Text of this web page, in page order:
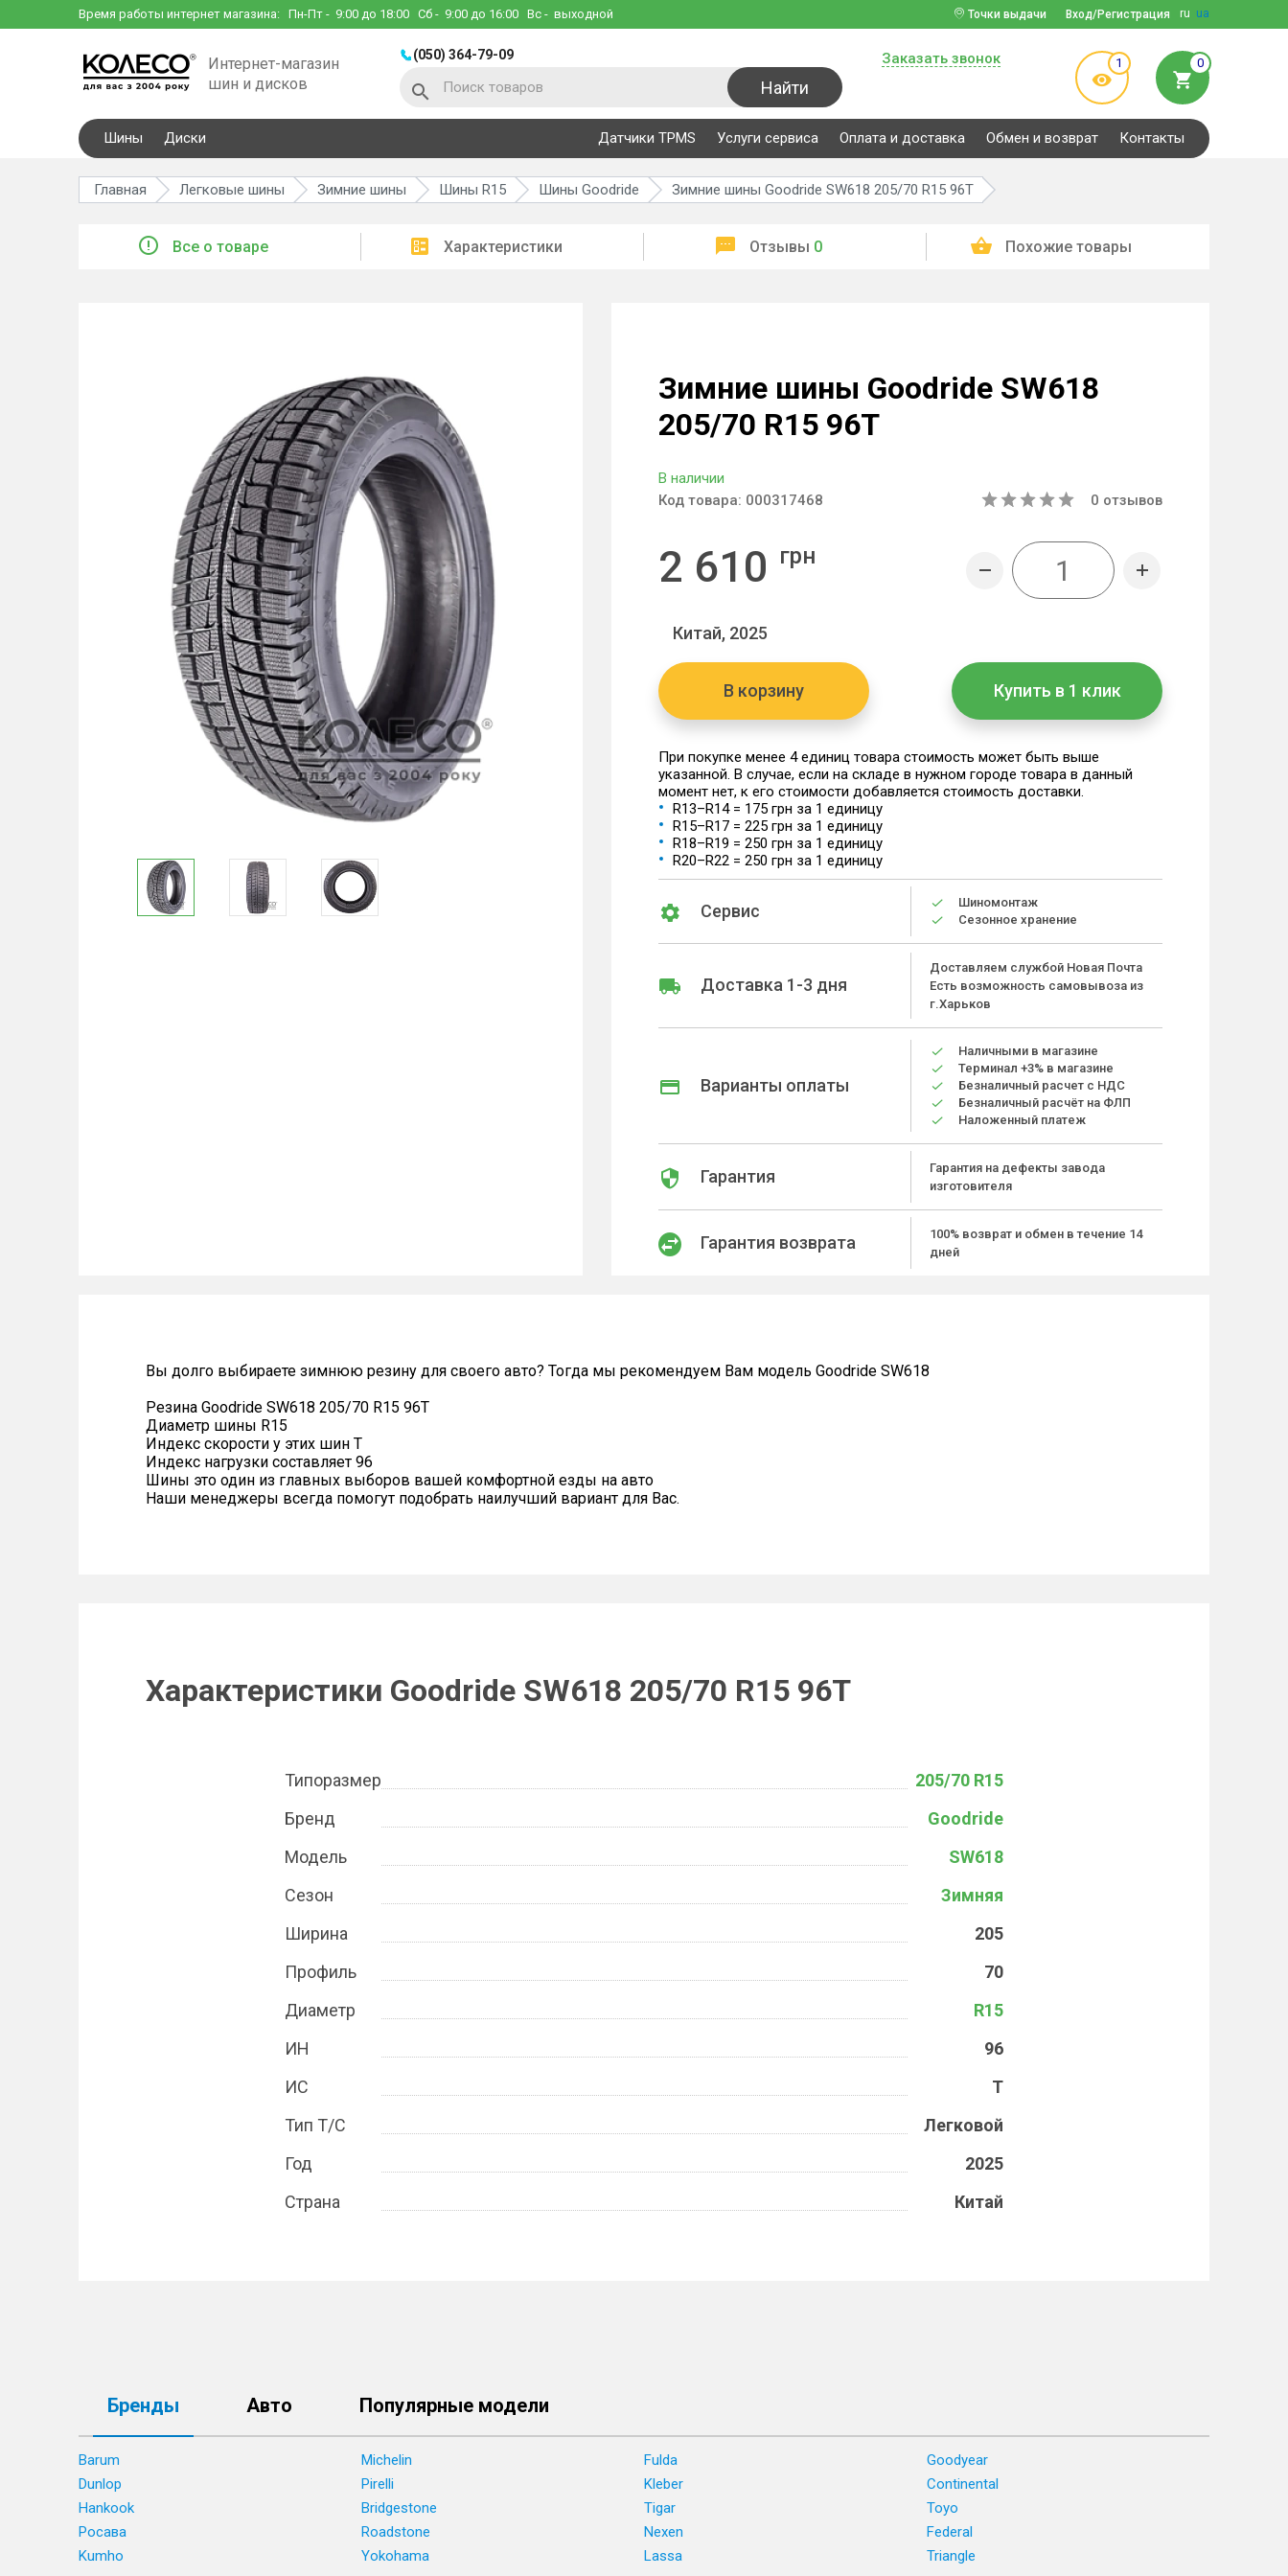
Время работы интернет магазина: Пн-Пт - 9:00 до 18:00 Сб - 9:00 до 16:00 Вс - выходной ru ua
Вход/Регистрация
Точки выдачи
Интернет-магазин
шин и дисков
(050) 364-79-09
Найти
Заказать звонок 1 0
Шины Диски Датчики TPMS Услуги сервиса Оплата и доставка Обмен и возврат Контакты
Главная Легковые шины Зимние шины Шины R15 Шины Goodride Зимние шины Goodride SW618 205/70 R15 96T
Все о товаре Характеристики Отзывы 0 Похожие товары
Зимние шины Goodride SW618
205/70 R15 96T
В наличии
Код товара: 000317468 0 отзывов
2 610 грн
Китай, 2025
В корзину Купить в 1 клик
При покупке менее 4 единиц товара стоимость может быть выше
указанной. В случае, если на складе в нужном городе товара в данный
момент нет, к его стоимости добавляется стоимость доставки.
R13–R14 = 175 грн за 1 единицу
R15–R17 = 225 грн за 1 единицу
R18–R19 = 250 грн за 1 единицу
R20–R22 = 250 грн за 1 единицу
Сервис
Шиномонтаж
Сезонное хранение
Доставка 1-3 дня
Доставляем службой Новая Почта
Есть возможность самовывоза из
г.Харьков
Варианты оплаты
Наличными в магазине
Терминал +3% в магазине
Безналичный расчет с НДС
Безналичный расчёт на ФЛП
Наложенный платеж
Гарантия
Гарантия на дефекты завода
изготовителя
Гарантия возврата
100% возврат и обмен в течение 14
дней
Вы долго выбираете зимнюю резину для своего авто? Тогда мы рекомендуем Вам модель Goodride SW618
Резина Goodride SW618 205/70 R15 96T
Диаметр шины R15
Индекс скорости у этих шин T
Индекс нагрузки составляет 96
Шины это один из главных выборов вашей комфортной езды на авто
Наши менеджеры всегда помогут подобрать наилучший вариант для Вас.
Характеристики Goodride SW618 205/70 R15 96T
Типоразмер
205/70 R15
Бренд
Goodride
Модель
SW618
Сезон
Зимняя
Ширина
205
Профиль
70
Диаметр
R15
ИН
96
ИС
T
Тип Т/С
Легковой
Год
2025
Страна
Китай
Бренды Авто Популярные модели
Barum Michelin Fulda
Goodyear
Dunlop
Pirelli Kleber
Continental
Hankook
Bridgestone Tigar
Toyo
Росава
Roadstone Nexen
Federal
Kumho
Yokohama Lassa Triangle